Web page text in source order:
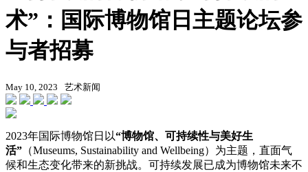
术”：国际博物馆日主题论坛参
与者招募
May 10, 2023 艺术新闻
2023年国际博物馆日以“博物馆、可持续性与美好生
活” （Museums, Sustainability and Wellbeing）为主题，直面气
候和生态变化带来的新挑战。可持续发展已成为博物馆未来不